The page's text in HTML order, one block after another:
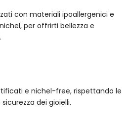
con materiali ipoallergenici e
per offrirti bellezza e
e nichel-free, rispettando le
dei gioielli.